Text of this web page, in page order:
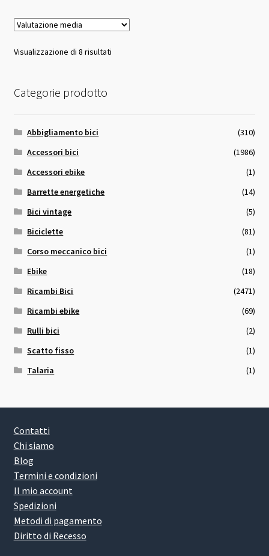
Visualizzazione di 8 risultatiValutazione
Categorie prodotto
Abbigliamento bici
(310)
Accessori bici
(1986)
Accessori ebike
(1)
Barrette energetiche
(14)
Bici vintage
(5)
Biciclette
(81)
Corso meccanico bici
(1)
Ebike
(18)
Ricambi Bici
(2471)
Ricambi ebike
(69)
Rulli bici
(2)
Scatto fisso
(1)
Talaria
(1)
Contatti
Chi siamo
Blog
Termini e condizioni
Il mio account
Spedizioni
Metodi di pagamento
Diritto di Recesso